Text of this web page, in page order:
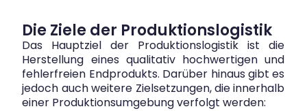
Die Ziele der Produktionslogistik
Das Hauptziel der Produktionslogistik ist die
Herstellung eines qualitativ hochwertigen und
fehlerfreien Endprodukts. Darüber hinaus gibt es
jedoch auch weitere Zielsetzungen, die innerhalb
einer Produktionsumgebung verfolgt werden: